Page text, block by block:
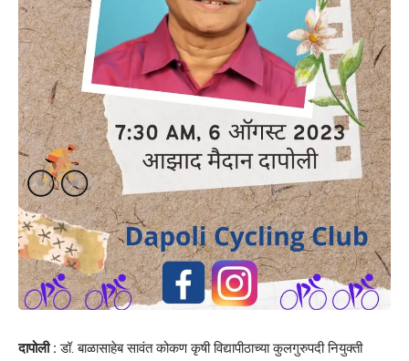
दापोली : डॉ. बाळासाहेब सावंत कोकण कृषी विद्यापीठाच्या कुलगुरुपदी नियुक्ती